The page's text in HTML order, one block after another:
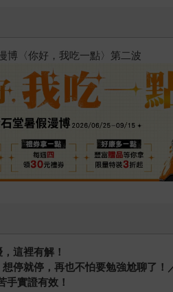
書系展
這裡有解！
停就停，再也不怕要勉強尬聊了！
手實證有效！